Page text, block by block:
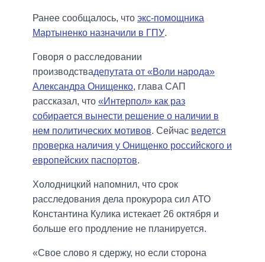
Ранее сообщалось, что экс-помощника
Мартыненко назначили в ГПУ.
Говоря о расследовании
производствадепутата от «Воли народа»
Александра Онищенко, глава САП
рассказал, что «Интерпол» как раз
собирается вынести решение о наличии в
нем политических мотивов. Сейчас ведется
проверка наличия у Онищенко российского и
европейских паспортов.
Холодницкий напомнил, что срок
расследования дела прокурора сил АТО
Константина Кулика истекает 26 октября и
больше его продление не планируется.
«Свое слово я сдержу, но если сторона